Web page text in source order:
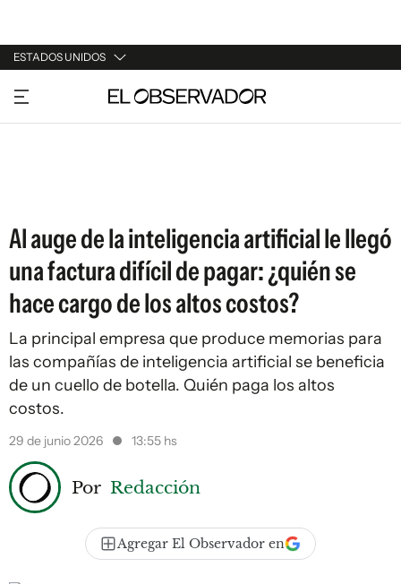
ESTADOS UNIDOS
URUGUAY
ARGENTINA
Al auge de la inteligencia artificial le llegó
una factura difícil de pagar: ¿quién se
hace cargo de los altos costos?
La principal empresa que produce memorias para
las compañías de inteligencia artificial se beneficia
de un cuello de botella. Quién paga los altos
costos.
29 de junio 2026 13:55 hs
Por Redacción
Agregar El Observador en